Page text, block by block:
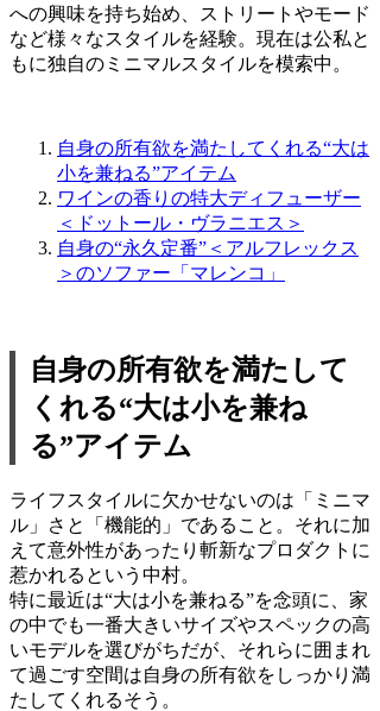
への興味を持ち始め、ストリートやモード
など様々なスタイルを経験。現在は公私と
もに独自のミニマルスタイルを模索中。
自身の所有欲を満たしてくれる“大は
小を兼ねる”アイテム
ワインの香りの特大ディフューザー
＜ドットール・ヴラニエス＞
自身の“永久定番”＜アルフレックス
＞のソファー「マレンコ」
自身の所有欲を満たして
くれる“大は小を兼ね
る”アイテム
ライフスタイルに欠かせないのは「ミニマ
ル」さと「機能的」であること。それに加
えて意外性があったり斬新なプロダクトに
惹かれるという中村。
特に最近は“大は小を兼ねる”を念頭に、家
の中でも一番大きいサイズやスペックの高
いモデルを選びがちだが、それらに囲まれ
て過ごす空間は自身の所有欲をしっかり満
たしてくれるそう。